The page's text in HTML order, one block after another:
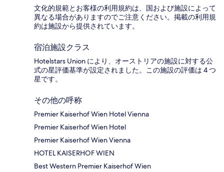
文化的規範とお客様の利用規約は、国および施設によって
異なる場合がありますのでご注意ください。掲載の利用規
約は施設から提供されています。
宿泊施設クラス
Hotelstars Union により、オーストリアの施設に対する公
式の星評価基準が設定されました。この施設の評価は 4 つ
星です。
その他の呼称
Premier Kaiserhof Wien Hotel Vienna
Premier Kaiserhof Wien Hotel
Premier Kaiserhof Wien Vienna
HOTEL KAISERHOF WIEN
Best Western Premier Kaiserhof Wien